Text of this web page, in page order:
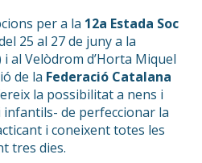
per a la 12a Estada Soc
25 al 27 de juny a la
al Velòdrom d’Horta Miquel
de la Federació Catalana
la possibilitat a nens i
de perfeccionar la
i coneixent totes les
tres dies.